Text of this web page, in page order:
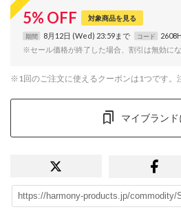
5% OFF 対象商品を見る
期間 8月12日 (Wed) 23:59まで コード
※セール価格が終了した場合、割引は無効に
※1回のご注文に使えるクーポンは1つです。
マイブラン